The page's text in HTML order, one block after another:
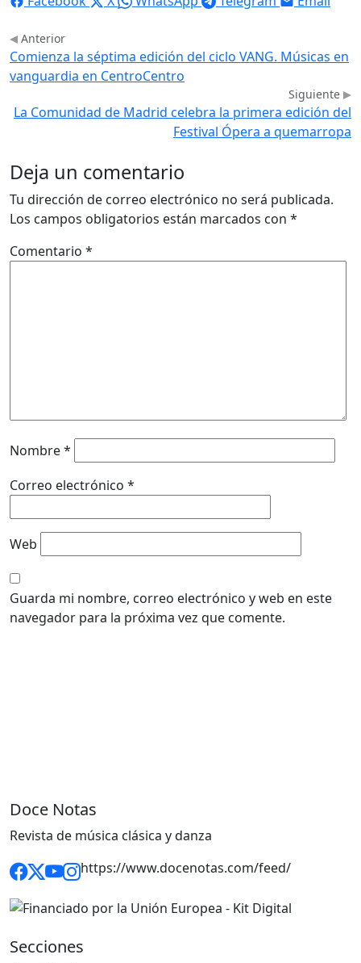
Anterior
Comienza la séptima edición del ciclo VANG. Músicas en
vanguardia en CentroCentro
Siguiente
La Comunidad de Madrid celebra la primera edición del
Festival Ópera a quemarropa
Deja un comentario
Tu dirección de correo electrónico no será publicada.
Los campos obligatorios están marcados con *
Comentario *
Nombre*
Correo electrónico *
Web
Guarda mi nombre, correo electrónico y web en este
navegador para la próxima vez que comente.
Doce Notas
Revista de música clásica y danza
https://www.docenotas.com/feed/
Secciones